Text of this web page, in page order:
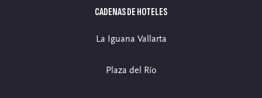
CADENAS DE HOTELES
La Iguana Vallarta
Plaza del Río